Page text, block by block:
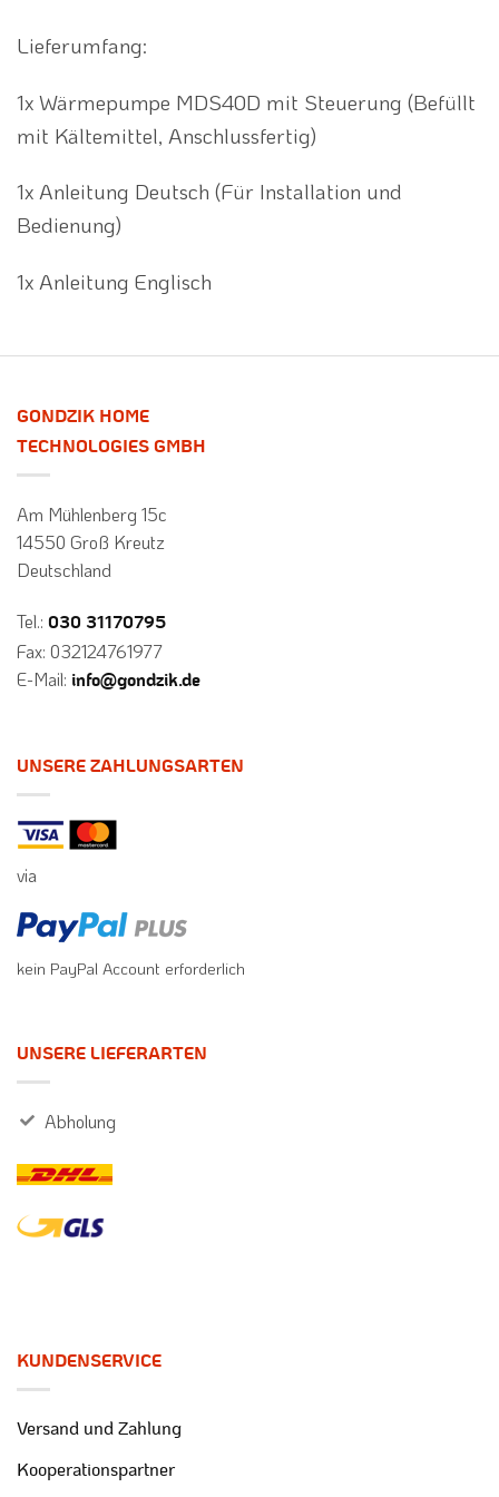
Lieferumfang:
1x Wärmepumpe MDS40D mit Steuerung (Befüllt
mit Kältemittel, Anschlussfertig)
1x Anleitung Deutsch (Für Installation und
Bedienung)
1x Anleitung Englisch
GONDZIK HOME
TECHNOLOGIES GMBH
Am Mühlenberg 15c
14550 Groß Kreutz
Deutschland
Tel.: 030 31170795
Fax: 032124761977
E-Mail: info@gondzik.de
UNSERE ZAHLUNGSARTEN
via
kein PayPal Account erforderlich
UNSERE LIEFERARTEN
Abholung
KUNDENSERVICE
Versand und Zahlung
Kooperationspartner